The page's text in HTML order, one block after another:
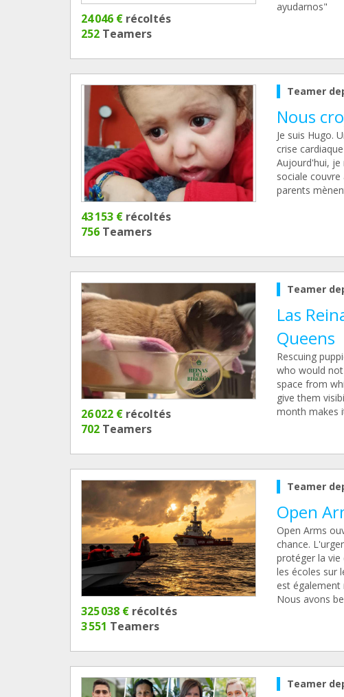
24 046 € récoltés
252 Teamers
ayudarnos"
43 153 € récoltés
756 Teamers
Teamer
Nous
Je suis Hugo.
crise
Aujourd'hui, je
sociale
parents
26 022 € récoltés
702 Teamers
Teamer
Las
Queens
Rescuing
who would
space from
give them
month makes
325 038 € récoltés
3 551 Teamers
Teamer
Open
Open Arms
chance.
protéger la vie
les écoles sur
est également
Nous avons
Teamer